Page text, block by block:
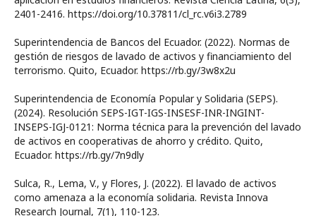
2401-2416. https://doi.org/10.37811/cl_rc.v6i3.2789
Superintendencia de Bancos del Ecuador. (2022). Normas de
gestión de riesgos de lavado de activos y financiamiento del
terrorismo. Quito, Ecuador. https://rb.gy/3w8x2u
Superintendencia de Economía Popular y Solidaria (SEPS).
(2024). Resolución SEPS-IGT-IGS-INSESF-INR-INGINT-
INSEPS-IGJ-0121: Norma técnica para la prevención del lavado
de activos en cooperativas de ahorro y crédito. Quito,
Ecuador. https://rb.gy/7n9dly
Sulca, R., Lema, V., y Flores, J. (2022). El lavado de activos
como amenaza a la economía solidaria. Revista Innova
Research Journal, 7(1), 110-123.